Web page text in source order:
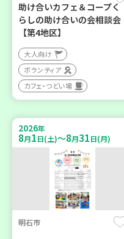
助け合いカフェ＆コープく
らしの助け合いの会相談会
【第4地区】
大人向け
ボランティア
カフェ・つどい場
2026年
8月1日(土)～8月31日(月)
明石市